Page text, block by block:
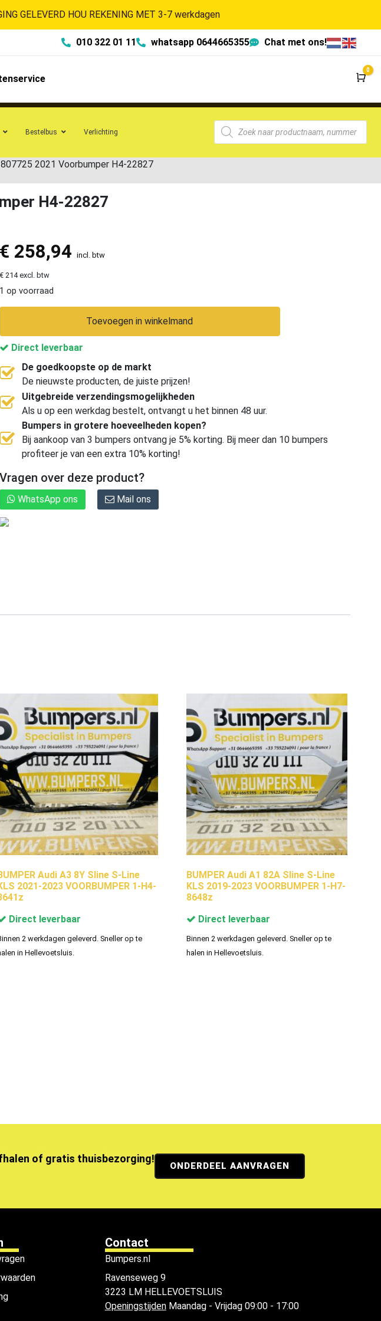
GELEVERD HOU REKENING MET 3-7 werkdagen
010 322 01 11 whatsapp 0644665355 Chat met ons!
0
Bestelbus Verlichting
2021 Voorbumper H4-22827
H4-22827
€ 258,94 incl. btw
€ 214 excl. btw
1 op voorraad
Toevoegen in winkelmand
Direct leverbaar
De goedkoopste op de markt
De nieuwste producten, de juiste prijzen!
Uitgebreide verzendingsmogelijkheden
Als u op een werkdag bestelt, ontvangt u het binnen 48 uur.
Bumpers in grotere hoeveelheden kopen?
Bij aankoop van 3 bumpers ontvang je 5% korting. Bij meer dan 10 bumpers
profiteer je van een extra 10% korting!
Vragen over deze product?
WhatsApp ons Mail ons
Audi A3 8Y Sline S-Line
2021-2023 VOORBUMPER 1-H4-
Direct leverbaar
2 werkdagen geleverd. Sneller op te
in Hellevoetsluis.
BUMPER Audi A1 82A Sline S-Line
KLS 2019-2023 VOORBUMPER 1-H7-
8648z
Direct leverbaar
Binnen 2 werkdagen geleverd. Sneller op te
halen in Hellevoetsluis.
of gratis thuisbezorging!
ONDERDEEL AANVRAGEN
Contact
Bumpers.nl
Ravenseweg 9
3223 LM HELLEVOETSLUIS
OpeningstijdenMaandag - Vrijdag 09:00 - 17:00